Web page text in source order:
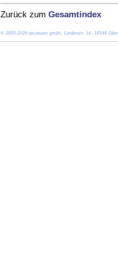
Zurück zum Gesamtindex
© 2005-2026 picoware gmbh, Lindenstr. 14, 16548